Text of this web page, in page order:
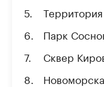
Парк
Сквер